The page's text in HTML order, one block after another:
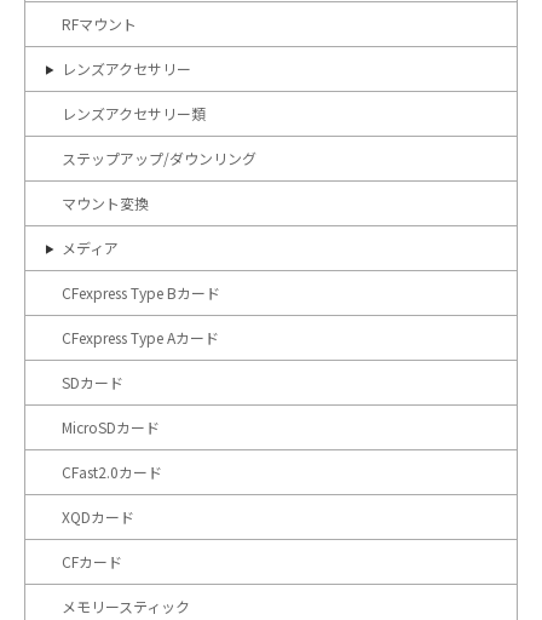
RFマウント
レンズアクセサリー
レンズアクセサリー類
ステップアップ/ダウンリング
マウント変換
メディア
CFexpress Type Bカード
CFexpress Type Aカード
SDカード
MicroSDカード
CFast2.0カード
XQDカード
CFカード
メモリースティック